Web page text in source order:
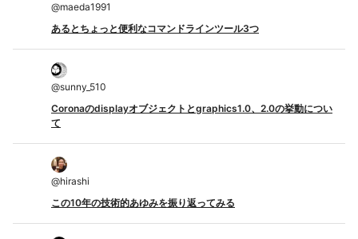
@maeda1991
あるとちょっと便利なコマンドラインツール3つ
@sunny_510
Coronaのdisplayオブジェクトとgraphics1.0、2.0の挙動につい
て
@hirashi
この10年の技術的あゆみを振り返ってみる